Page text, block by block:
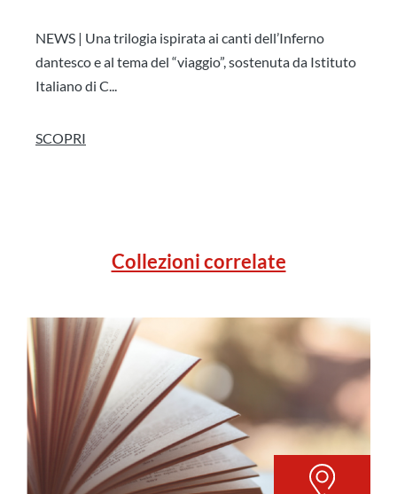
NEWS | Una trilogia ispirata ai canti dell’Inferno
dantesco e al tema del “viaggio”, sostenuta da Istituto
Italiano di C...
SCOPRI
Collezioni correlate